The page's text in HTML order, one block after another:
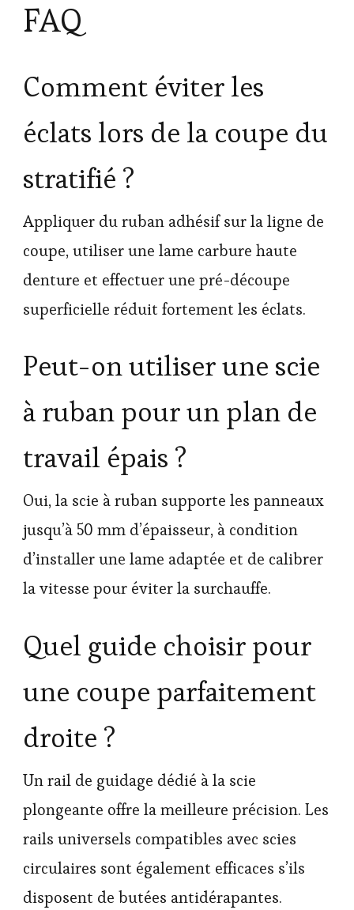
FAQ
Comment éviter les
éclats lors de la coupe du
stratifié ?
Appliquer du ruban adhésif sur la ligne de
coupe, utiliser une lame carbure haute
denture et effectuer une pré-découpe
superficielle réduit fortement les éclats.
Peut-on utiliser une scie
à ruban pour un plan de
travail épais ?
Oui, la scie à ruban supporte les panneaux
jusqu’à 50 mm d’épaisseur, à condition
d’installer une lame adaptée et de calibrer
la vitesse pour éviter la surchauffe.
Quel guide choisir pour
une coupe parfaitement
droite ?
Un rail de guidage dédié à la scie
plongeante offre la meilleure précision. Les
rails universels compatibles avec scies
circulaires sont également efficaces s’ils
disposent de butées antidérapantes.